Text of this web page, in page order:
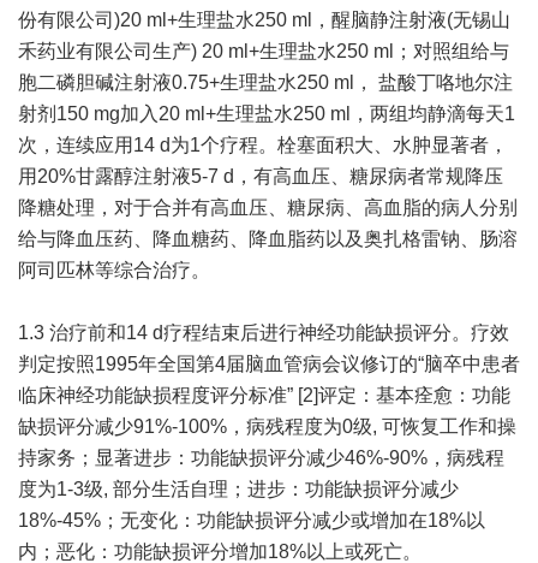
份有限公司)20 ml+生理盐水250 ml，醒脑静注射液(无锡山
禾药业有限公司生产) 20 ml+生理盐水250 ml；对照组给与
胞二磷胆碱注射液0.75+生理盐水250 ml， 盐酸丁咯地尔注
射剂150 mg加入20 ml+生理盐水250 ml，两组均静滴每天1
次，连续应用14 d为1个疗程。栓塞面积大、水肿显著者，
用20%甘露醇注射液5-7 d，有高血压、糖尿病者常规降压
降糖处理，对于合并有高血压、糖尿病、高血脂的病人分别
给与降血压药、降血糖药、降血脂药以及奥扎格雷钠、肠溶
阿司匹林等综合治疗。
1.3 治疗前和14 d疗程结束后进行神经功能缺损评分。疗效
判定按照1995年全国第4届脑血管病会议修订的“脑卒中患者
临床神经功能缺损程度评分标准” [2]评定：基本痊愈：功能
缺损评分减少91%-100%，病残程度为0级, 可恢复工作和操
持家务；显著进步：功能缺损评分减少46%-90%，病残程
度为1-3级, 部分生活自理；进步：功能缺损评分减少
18%-45%；无变化：功能缺损评分减少或增加在18%以
内；恶化：功能缺损评分增加18%以上或死亡。